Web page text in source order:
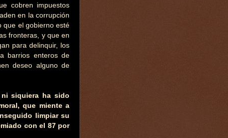
cobren impuestos
en la corrupción
que el gobierno esté
fronteras, y que en
para delinquir, los
barrios enteros de
deseo alguno de
ni siquiera ha sido
que miente a
limpiar su
con el 87 por